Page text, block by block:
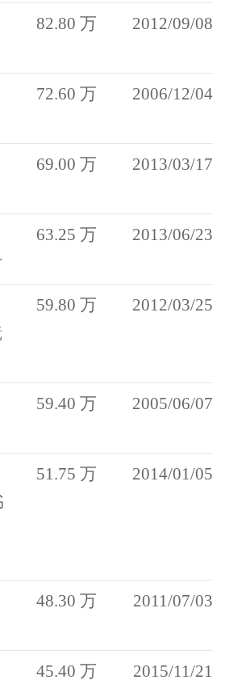
82.80 万 2012/09/08
72.60 万 2006/12/04
69.00 万 2013/03/17
63.25 万 2013/06/23
59.80 万 2012/03/25
59.40 万 2005/06/07
51.75 万 2014/01/05
48.30 万 2011/07/03
45.40 万 2015/11/21